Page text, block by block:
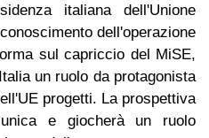
italiana dell'Unione
dell'operazione
sul capriccio del MiSE,
un ruolo da protagonista
progetti. La prospettiva
e giocherà un ruolo